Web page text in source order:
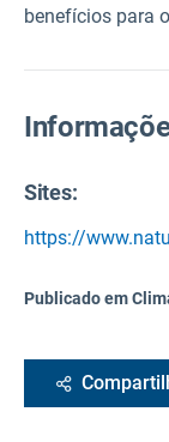
benefícios para
Sites:
https://
Publicado em